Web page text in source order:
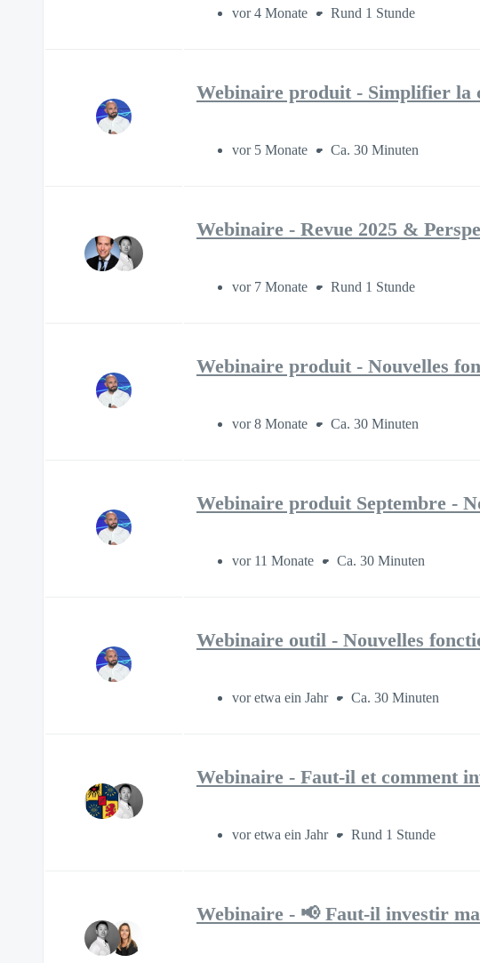
vor 4 Monate Rund 1 Stunde
Webinaire produit - Simplifier la
vor 5 Monate Ca. 30 Minuten
Webinaire - Revue 2025 &
vor 7 Monate Rund 1 Stunde
Webinaire produit - Nouvelles
vor 8 Monate Ca. 30 Minuten
Webinaire produit Septembre -
vor 11 Monate Ca. 30 Minuten
Webinaire outil - Nouvelles
vor etwa ein Jahr Ca. 30 Minuten
Webinaire - Faut-il et comment
vor etwa ein Jahr Rund 1 Stunde
Webinaire - 📢 Faut-il investir